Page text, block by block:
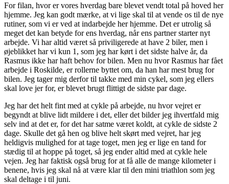
For filan, hvor er vores hverdag bare blevet vendt total på hoved her
hjemme. Jeg kan godt mærke, at vi lige skal til at vende os til de nye
rutiner, som vi er ved at indarbejde her hjemme. Det er utrolig så
meget det kan betyde for ens hverdag, når ens partner starter nyt
arbejde. Vi har altid været så priviligerede at have 2 biler, men i
øjeblikket har vi kun 1, som jeg har kørt i det sidste halve år, da
Rasmus ikke har haft behov for bilen. Men nu hvor Rasmus har fået
arbejde i Roskilde, er rollerne byttet om, da han har mest brug for
bilen. Jeg tager mig derfor til takke med min cykel, som jeg ellers
skal love jer for, er blevet brugt flittigt de sidste par dage.
Jeg har det helt fint med at cykle på arbejde, nu hvor vejret er
begyndt at blive lidt mildere i det, eller det bilder jeg ihvertfald mig
selv ind at det er, for det har satme været koldt, at cykle de sidste 2
dage. Skulle det gå hen og blive helt skørt med vejret, har jeg
heldigvis mulighed for at tage toget, men jeg er lige en tand for
stædig til at hoppe på toget, så jeg ender altid med at cykle hele
vejen. Jeg har faktisk også brug for at få alle de mange kilometer i
benene, hvis jeg skal nå at være klar til den mini triathlon som jeg
skal deltage i til juni.